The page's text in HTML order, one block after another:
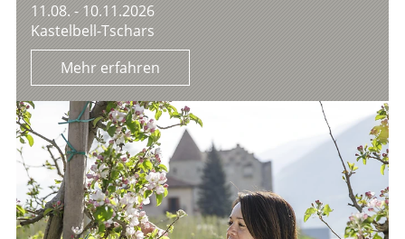
11.08. - 10.11.2026
Kastelbell-Tschars
Mehr erfahren